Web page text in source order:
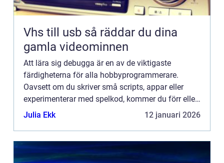
Vhs till usb så räddar du dina
gamla videominnen
Att lära sig debugga är en av de viktigaste
färdigheterna för alla hobbyprogrammerare.
Oavsett om du skriver små scripts, appar eller
experimenterar med spelkod, kommer du förr eller
senare stöta på buggar so...
Julia Ekk 12 januari 2026